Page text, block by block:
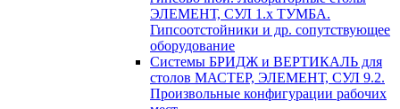
ЭЛЕМЕНТ, СУЛ 1.х ТУМБА.
Гипсоотстойники и др. сопутствующее
оборудование
Системы БРИДЖ и ВЕРТИКАЛЬ для
столов МАСТЕР, ЭЛЕМЕНТ, СУЛ 9.2.
Произвольные конфигурации рабочих